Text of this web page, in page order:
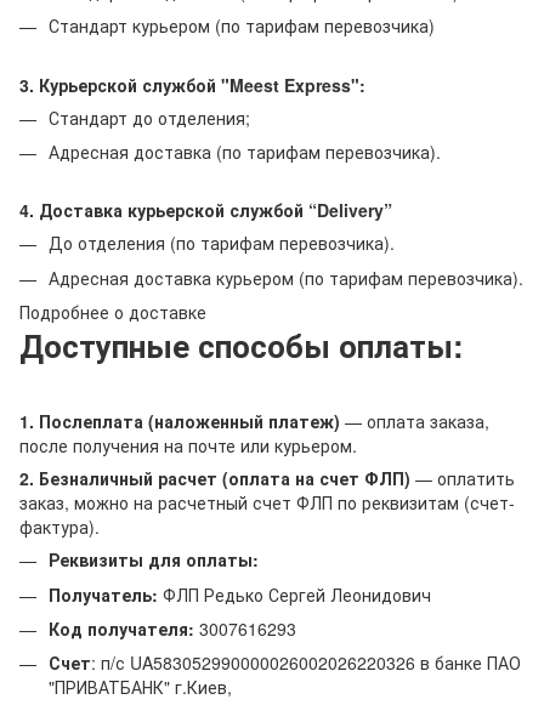
Стандарт курьером (по тарифам перевозчика)
3. Курьерской службой "Meest Express":
Стандарт до отделения;
Адресная доставка (по тарифам перевозчика).
4. Доставка курьерской службой “Delivery”
До отделения (по тарифам перевозчика).
Адресная доставка курьером (по тарифам перевозчика).
Подробнее о доставке
Доступные способы оплаты:
1. Послеплата (наложенный платеж) — оплата заказа,
после получения на почте или курьером.
2. Безналичный расчет (оплата на счет ФЛП) — оплатить
заказ, можно на расчетный счет ФЛП по реквизитам (счет-
фактура).
Реквизиты для оплаты:
Получатель: ФЛП Редько Сергей Леонидович
Код получателя: 3007616293
Счет: п/с UA583052990000026002026220326 в банке ПАО
"ПРИВАТБАНК" г.Киев,